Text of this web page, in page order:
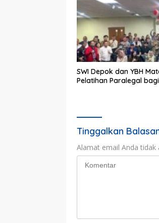
SWI Depok dan YBH
Pelatihan Paralegal
Tinggalkan
Alamat email Anda tidak